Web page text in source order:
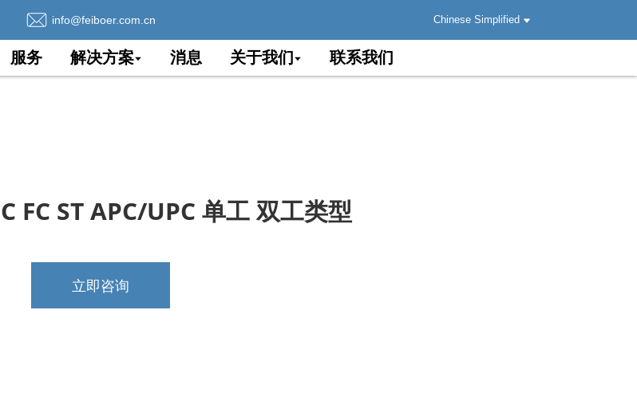
info@feiboer.com.cn Chinese Simplified
服务 解决方案 消息 关于我们 联系我们
FC ST APC/UPC 单工 双工类型
立即咨询